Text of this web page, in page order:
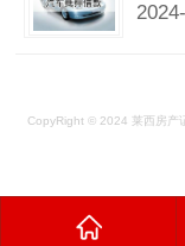
CopyRight © 2024 莱西房产